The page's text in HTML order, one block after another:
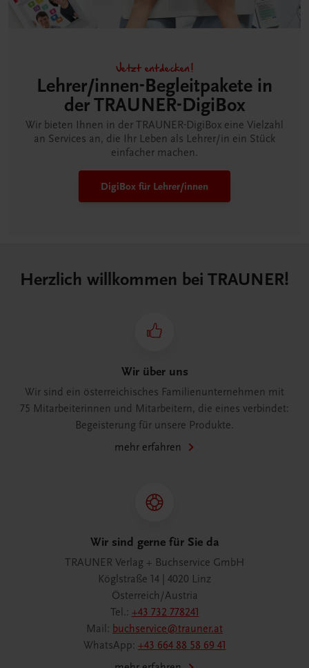
Jetzt entdecken!
Lehrer/innen-Begleitpakete in
der TRAUNER-DigiBox
Wir bieten Ihnen in der TRAUNER-DigiBox eine Vielzahl
an Services an, die Ihr Leben als Lehrer/in ein Stück
einfacher machen.
DigiBox für Lehrer/innen
Herzlich willkommen bei TRAUNER!
Wir über uns
Wir sind ein österreichisches Familienunternehmen mit
75 Mitarbeiterinnen und Mitarbeitern, die eines verbindet:
Begeisterung für unsere Produkte.
mehr erfahren
Wir sind gerne für Sie da
TRAUNER Verlag + Buchservice GmbH
Köglstraße 14 | 4020 Linz
Österreich/Austria
Tel.: +43 732 778241
Mail: buchservice@trauner.at
WhatsApp: +43 664 88 58 69 41